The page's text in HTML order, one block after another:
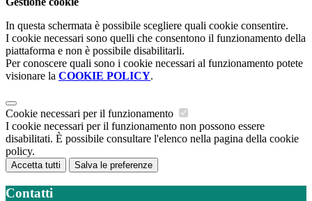
In questa schermata è possibile scegliere quali cookie consentire.
I cookie necessari sono quelli che consentono il funzionamento della
piattaforma e non è possibile disabilitarli.
Per conoscere quali sono i cookie necessari al funzionamento potete
visionare la COOKIE POLICY.
Cookie necessari per il funzionamento
I cookie necessari per il funzionamento non possono essere
disabilitati. È possibile consultare l'elenco nella pagina della cookie
policy.
Accetta tutti Salva le preferenze
Contatti